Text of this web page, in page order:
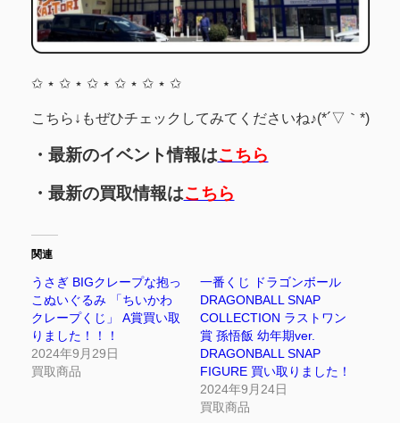
✩ ⋆ ✩ ⋆ ✩ ⋆ ✩ ⋆ ✩ ⋆ ✩
こちら↓もぜひチェックしてみてくださいね♪(*´▽｀*)
・最新のイベント情報はこちら
・最新の買取情報はこちら
関連
うさぎ BIGクレープな抱っ
こぬいぐるみ 「ちいかわ
クレープくじ」 A賞買い取
りました！！！
2024年9月29日
買取商品
一番くじ ドラゴンボール
DRAGONBALL SNAP
COLLECTION ラストワン
賞 孫悟飯 幼年期ver.
DRAGONBALL SNAP
FIGURE 買い取りました！
2024年9月24日
買取商品